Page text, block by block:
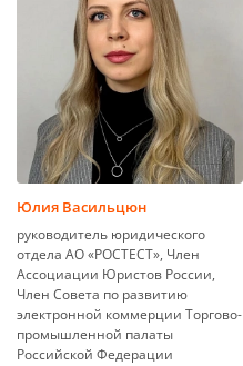
Юлия Васильцюн
руководитель юридического
отдела АО «РОСТЕСТ», Член
Ассоциации Юристов России,
Член Совета по развитию
электронной коммерции Торгово-
промышленной палаты
Российской Федерации